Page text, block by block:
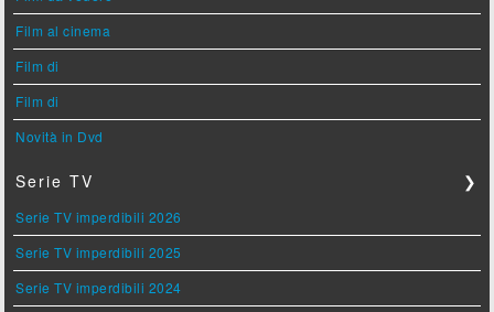
Film al cinema
Film di
Film di
Novità in Dvd
Serie TV ❯
Serie TV imperdibili 2026
Serie TV imperdibili 2025
Serie TV imperdibili 2024